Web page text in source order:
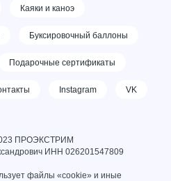
Каяки и каноэ
Буксировочный баллоны
Подарочные сертификаты
Instagram VK
ПРОЭКСТРИМ
ИНН 026201547809
файлы «cookie» и иные